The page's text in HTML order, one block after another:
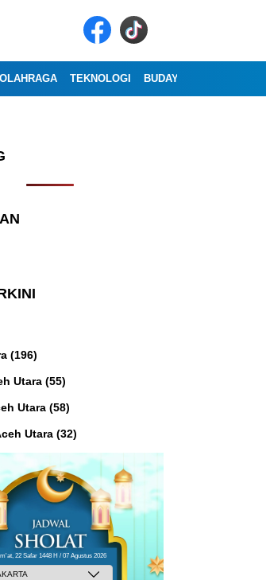
OLAHRAGA TEKNOLOGI BUDAYA
(196)
Utara (55)
Utara (58)
Utara (32)
22 Safar 1448 H / 07 Agustus 2026